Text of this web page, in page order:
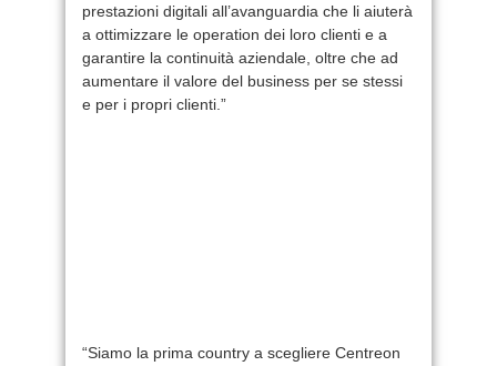
prestazioni digitali all’avanguardia che li aiuterà
a ottimizzare le operation dei loro clienti e a
garantire la continuità aziendale, oltre che ad
aumentare il valore del business per se stessi
e per i propri clienti.”
“Siamo la prima country a scegliere Centreon